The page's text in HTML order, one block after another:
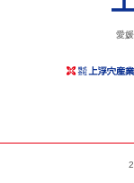
愛